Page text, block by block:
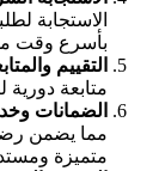
الاستجابة
بأسرع وقت
التقييم
متابعة
الضمانات
مما يضمن
متميزة